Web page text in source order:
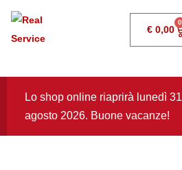
€ 0,00
0
Lo shop online riaprirà lunedì 31
agosto 2026. Buone vacanze!